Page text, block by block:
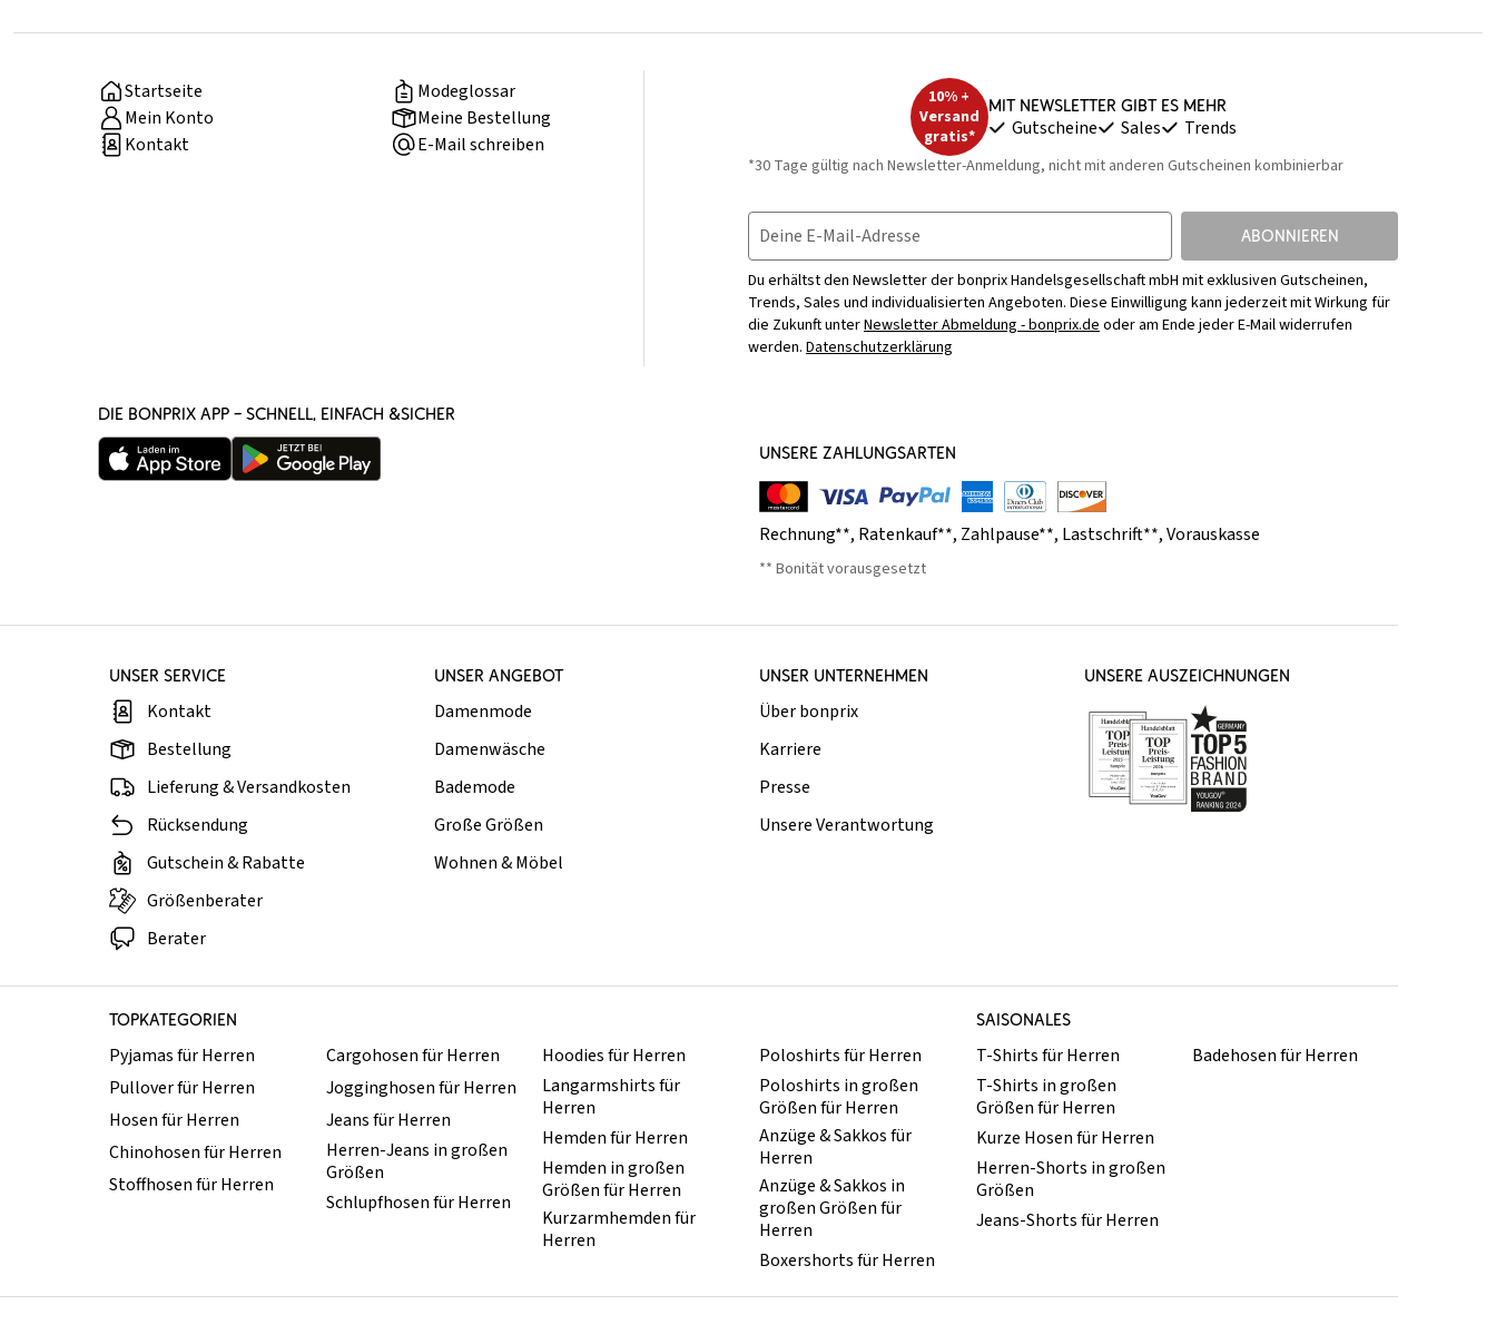
Startseite
Modeglossar
Mein Konto
Meine Bestellung
Kontakt
E-Mail schreiben
10% +
Versand
gratis*
Mit Newsletter gibt es mehr
Gutscheine Sales Trends
*30 Tage gültig nach Newsletter-Anmeldung, nicht mit anderen Gutscheinen kombinierbar
Deine E-Mail-Adresse ABONNIEREN
Du erhältst den Newsletter der bonprix Handelsgesellschaft mbH mit exklusiven Gutscheinen,
Trends, Sales und individualisierten Angeboten. Diese Einwilligung kann jederzeit mit Wirkung für
die Zukunft unterNewsletter Abmeldung - bonprix.deoder am Ende jeder E-Mail widerrufen
werden. Datenschutzerklärung
DIE BONPRIX APP – SCHNELL, EINFACH &SICHER
UNSERE ZAHLUNGSARTEN
Rechnung**, Ratenkauf**, Zahlpause**, Lastschrift**,Vorauskasse
** Bonität vorausgesetzt
UNSER SERVICE
Kontakt
Bestellung
Lieferung & Versandkosten
Rücksendung
Gutschein & Rabatte
Größenberater
Berater
UNSER ANGEBOT
Damenmode
Damenwäsche
Bademode
Große Größen
Wohnen & Möbel
UNSER UNTERNEHMEN
Über bonprix
Karriere
Presse
Unsere Verantwortung
UNSERE AUSZEICHNUNGEN
TOPKATEGORIEN SAISONALES
Pyjamas für Herren
Pullover für Herren
Hosen für Herren
Chinohosen für Herren
Stoffhosen für Herren
Cargohosen für Herren
Jogginghosen für Herren
Jeans für Herren
Herren-Jeans in großen
Größen
Schlupfhosen für Herren
Hoodies für Herren
Langarmshirts für
Herren
Hemden für Herren
Hemden in großen
Größen für Herren
Kurzarmhemden für
Herren
Poloshirts für Herren
Poloshirts in großen
Größen für Herren
Anzüge & Sakkos für
Herren
Anzüge & Sakkos in
großen Größen für
Herren
Boxershorts für Herren
T-Shirts für Herren
T-Shirts in großen
Größen für Herren
Kurze Hosen für Herren
Herren-Shorts in großen
Größen
Jeans-Shorts für Herren
Badehosen für Herren